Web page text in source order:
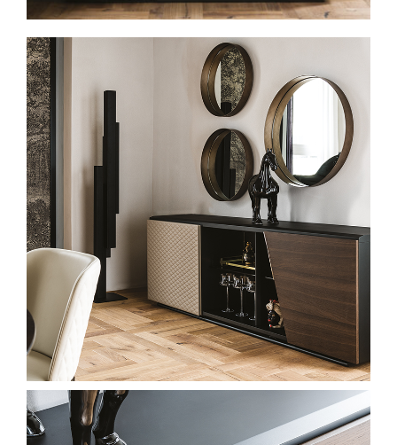
Ormari
Kupatila
DODATCI
VANJSKI
UREDSKI
HOTELSKI